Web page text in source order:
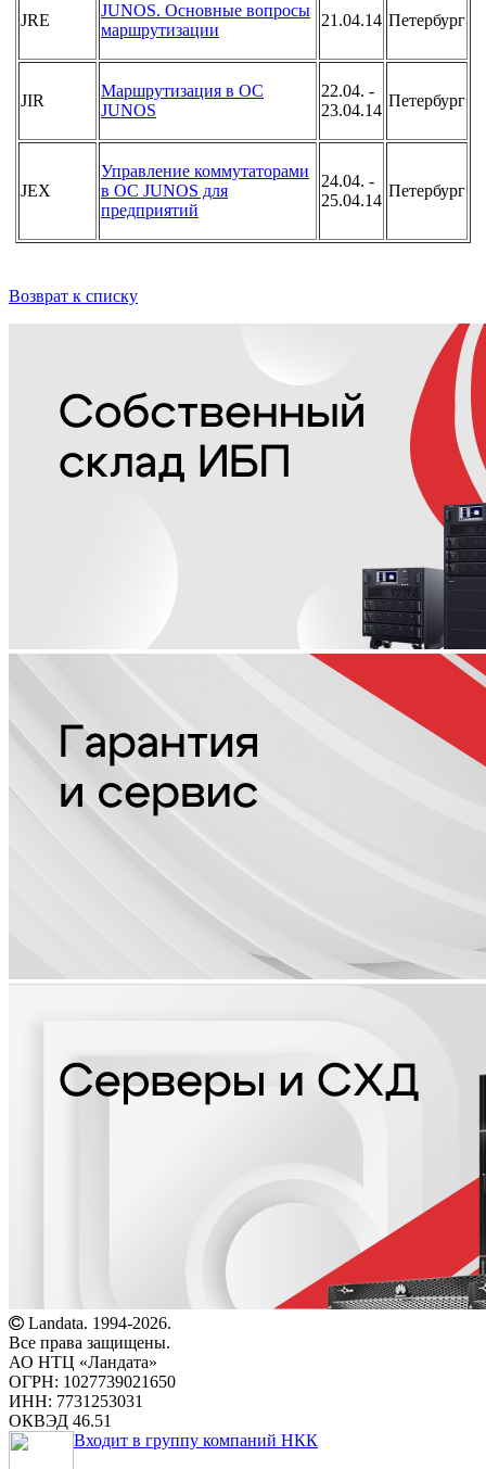
JRE
JUNOS. Основные вопросы
маршрутизации
21.04.14 Петербург
JIR
Маршрутизация в ОС
JUNOS
22.04. -
23.04.14
Петербург
JEX
Управление коммутаторами
в ОС JUNOS для
предприятий
24.04. -
25.04.14
Петербург
Возврат к списку
Landata. 1994-2026.
Все права защищены.
АО НТЦ «Ландата»
ОГРН: 1027739021650
ИНН: 7731253031
ОКВЭД 46.51
Входит в группу компаний НКК